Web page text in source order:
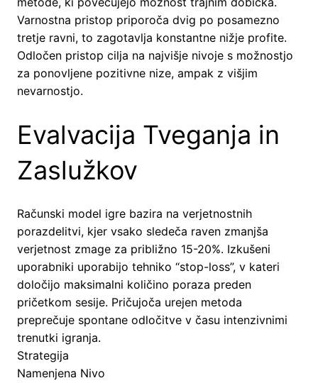
Varnostna pristop priporoča dvig po posamezno
tretje ravni, to zagotavlja konstantne nižje profite.
Odločen pristop cilja na najvišje nivoje s možnostjo
za ponovljene pozitivne nize, ampak z višjim
nevarnostjo.
Evalvacija Tveganja in
Zaslužkov
Računski model igre bazira na verjetnostnih
porazdelitvi, kjer vsako sledeča raven zmanjša
verjetnost zmage za približno 15-20%. Izkušeni
uporabniki uporabijo tehniko “stop-loss”, v kateri
določijo maksimalni količino poraza preden
pričetkom sesije. Pričujoča urejen metoda
preprečuje spontane odločitve v času intenzivnimi
trenutki igranja.
Strategija
Namenjena Nivo